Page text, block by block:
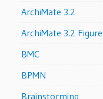
ArchiMate 3.2
ArchiMate 3.2
BMC
BPMN
Brainstorming